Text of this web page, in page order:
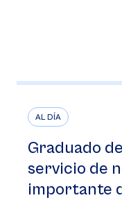
AL DÍA
Graduado
servicio de
importante